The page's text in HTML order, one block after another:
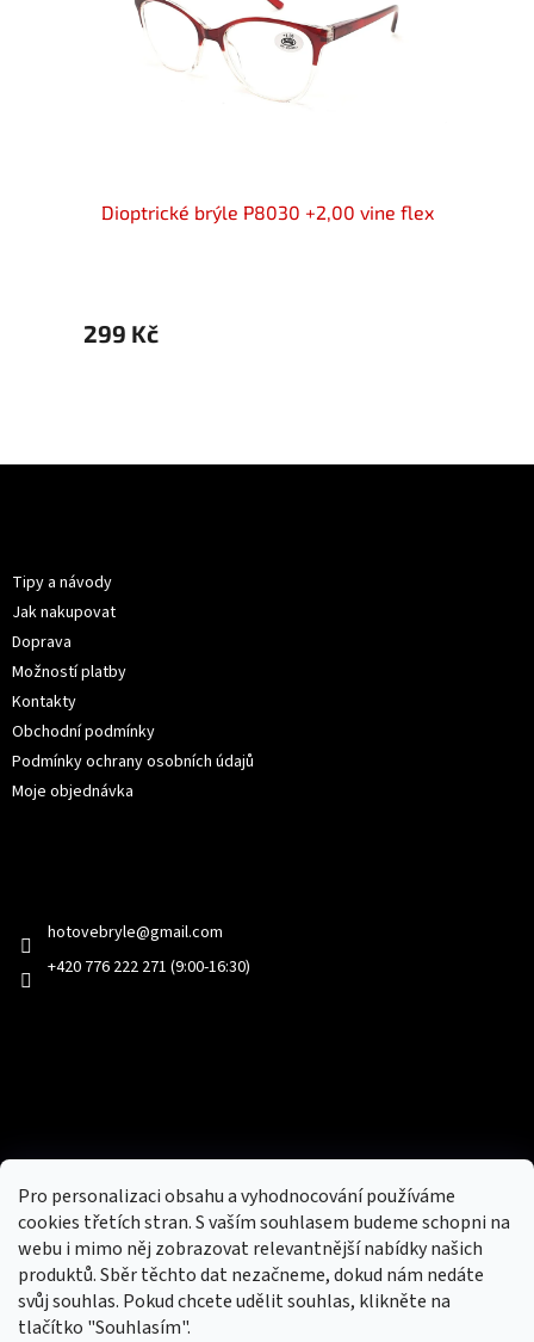
Pro personalizaci obsahu a vyhodnocování používáme
cookies třetích stran. S vaším souhlasem budeme schopni na
webu i mimo něj zobrazovat relevantnější nabídky našich
produktů. Sběr těchto dat nezačneme, dokud nám nedáte
svůj souhlas. Pokud chcete udělit souhlas, klikněte na
tlačítko "Souhlasím".
Dioptrické brýle P8030 +2,00 vine flex
299 Kč
Tipy a návody
Jak nakupovat
Doprava
Možností platby
Kontakty
Obchodní podmínky
Podmínky ochrany osobních údajů
Moje objednávka
hotovebryle@gmail.com
+420 776 222 271 (9:00-16:30)